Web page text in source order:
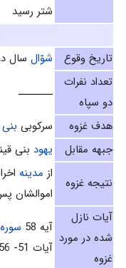
شتر رسید
تاریخ وقوع
شوّال سال
تعداد نفرات
دو سپاه
ــــــــ
هدف غزوه
سرکوبی
جبهه مقابل
يهود بنى
نتیجه غزوه
از مدينه
اموالشان
آیات نازل
شده در مورد
غزوه
آيه 58
آيات 51- 56